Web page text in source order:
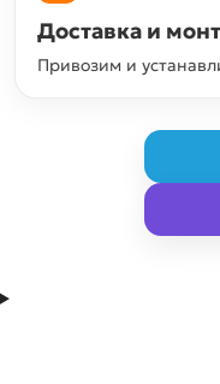
Доставка и
Привозим и